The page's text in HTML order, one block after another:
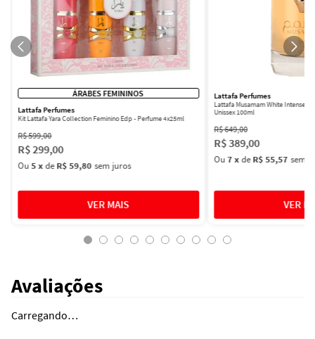
ÁRABES FEMININOS
Lattafa Perfumes
Kit Lattafa Yara Collection Feminino Edp - Perfume 4x25ml
R$599,00
R$ 299,00
Ou5 xdeR$ 59,80 sem juros
Lattafa Perfumes
Lattafa Musamam White Intense
Unissex 100ml
R$649,00
R$389,00
Ou7xdeR$ 55,57 sem
Avaliações
Carregando…